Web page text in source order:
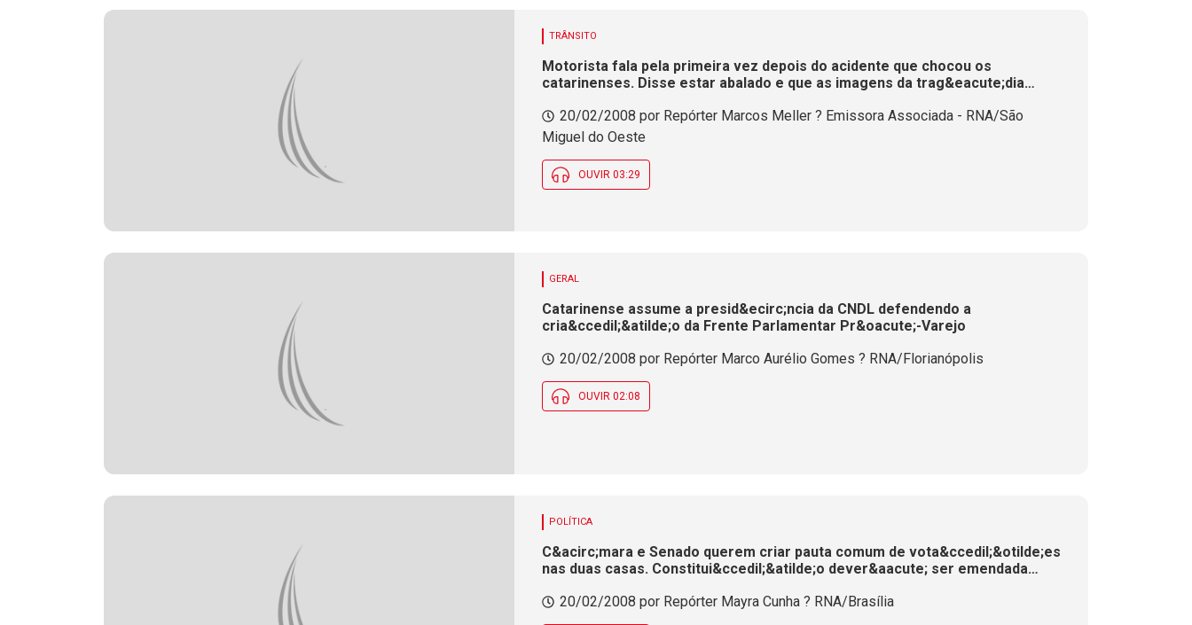
TRÂNSITO
Motorista fala pela primeira vez depois do acidente que chocou os
catarinenses. Disse estar abalado e que as imagens da trag&eacute;dia
20/02/2008 por Repórter Marcos Meller ? Emissora Associada - RNA/São
Miguel do Oeste
OUVIR 03:29
GERAL
Catarinense assume a presid&ecirc;ncia da CNDL defendendo a
cria&ccedil;&atilde;o da Frente Parlamentar Pr&oacute;-Varejo
20/02/2008 por Repórter Marco Aurélio Gomes ? RNA/Florianópolis
OUVIR 02:08
POLÍTICA
C&acirc;mara e Senado querem criar pauta comum de vota&ccedil;&otilde;es
nas duas casas. Constitui&ccedil;&atilde;o dever&aacute; ser emendada
20/02/2008 por Repórter Mayra Cunha ? RNA/Brasília